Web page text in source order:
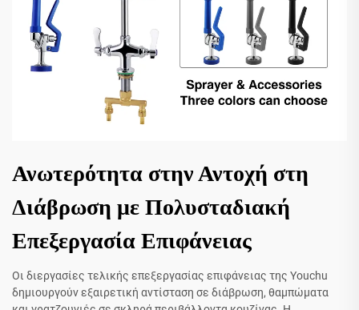
Ανωτερότητα στην Αντοχή στη
Διάβρωση με Πολυσταδιακή
Επεξεργασία Επιφάνειας
Οι διεργασίες τελικής επεξεργασίας επιφάνειας της Youchu
δημιουργούν εξαιρετική αντίσταση σε διάβρωση, θαμπώματα